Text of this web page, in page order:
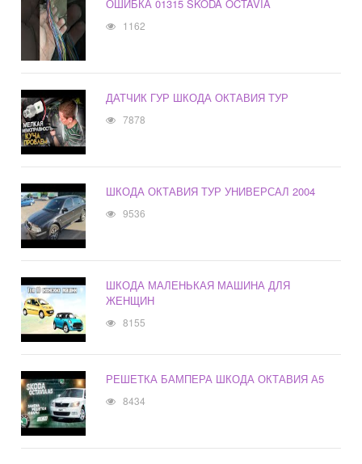
ОШИБКА 01315 SKODA OCTAVIA
1162
ДАТЧИК ГУР ШКОДА ОКТАВИЯ ТУР
7878
ШКОДА ОКТАВИЯ ТУР УНИВЕРСАЛ 2004
9536
ШКОДА МАЛЕНЬКАЯ МАШИНА ДЛЯ
ЖЕНЩИН
8155
РЕШЕТКА БАМПЕРА ШКОДА ОКТАВИЯ А5
8434